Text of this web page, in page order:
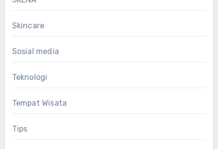
Skincare
Sosial media
Teknologi
Tempat Wisata
Tips